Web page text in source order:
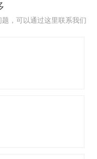
，可以通过这里联系我们